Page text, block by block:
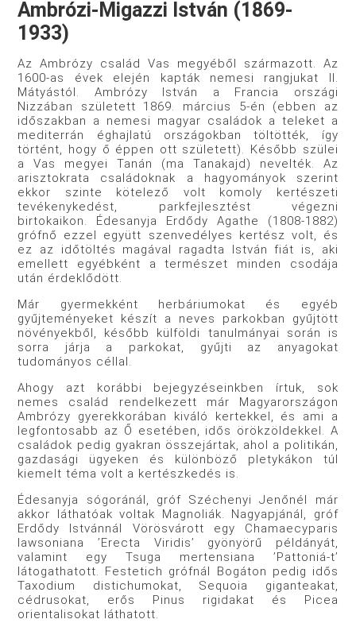
Ambrózi-Migazzi István (1869-
1933)
Az Ambrózy család Vas megyéből származott. Az
1600-as évek elején kapták nemesi rangjukat II.
Mátyástól. Ambrózy István a Francia országi
Nizzában született 1869. március 5-én (ebben az
időszakban a nemesi magyar családok a teleket a
mediterrán éghajlatú országokban töltötték, így
történt, hogy ő éppen ott született). Később szülei
a Vas megyei Tanán (ma Tanakajd) nevelték. Az
arisztokrata családoknak a hagyományok szerint
ekkor szinte kötelező volt komoly kertészeti
tevékenykedést, parkfejlesztést végezni
birtokaikon. Édesanyja Erdődy Agathe (1808-1882)
grófnő ezzel együtt szenvedélyes kertész volt, és
ez az időtöltés magával ragadta István fiát is, aki
emellett egyébként a természet minden csodája
után érdeklődött.
Már gyermekként herbáriumokat és egyéb
gyűjteményeket készít a neves parkokban gyűjtött
növényekből, később külföldi tanulmányai során is
sorra járja a parkokat, gyűjti az anyagokat
tudományos céllal.
Ahogy azt korábbi bejegyzéseinkben írtuk, sok
nemes család rendelkezett már Magyarországon
Ambrózy gyerekkorában kiváló kertekkel, és ami a
legfontosabb az Ő esetében, idős örökzöldekkel. A
családok pedig gyakran összejártak, ahol a politikán,
gazdasági ügyeken és különböző pletykákon túl
kiemelt téma volt a kertészkedés is.
Édesanyja sógoránál, gróf Széchenyi Jenőnél már
akkor láthatóak voltak Magnoliák. Nagyapjánál, gróf
Erdődy Istvánnál Vörösvárott egy Chamaecyparis
lawsoniana ’Erecta Viridis’ gyönyörű példányát,
valamint egy Tsuga mertensiana ’Pattoniá-t’
látogathatott. Festetich grófnál Bogáton pedig idős
Taxodium distichumokat, Sequoia giganteakat,
cédrusokat, erős Pinus rigidakat és Picea
orientalisokat láthatott.